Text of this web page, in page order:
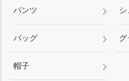
パンツ
バッグ グ
帽子